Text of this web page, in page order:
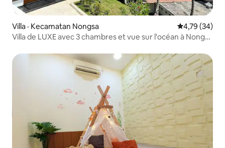
Villa · Kecamatan Nongsa Note
4,79 (34)
Villa de LUXE avec 3 chambres et vue sur l'océan à Nongsa